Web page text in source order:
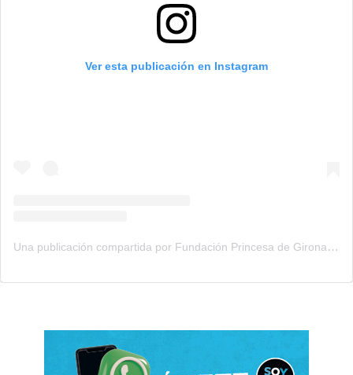
Ver esta publicación en Instagram
Una publicación compartida por Fundación Princesa de Girona (@fundacionprincesadegirona)